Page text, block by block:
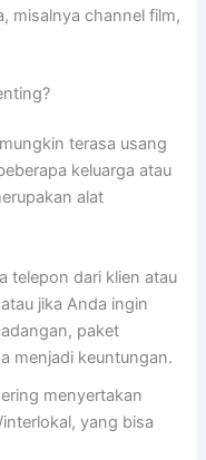
misalnya channel film,
terasa usang
keluarga atau
alat
telepon dari klien atau
jika Anda ingin
paket
menjadi keuntungan.
menyertakan
yang bisa